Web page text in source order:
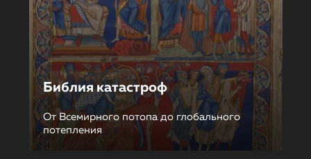
Библия катастроф
От Всемирного потопа до глобального
потепления